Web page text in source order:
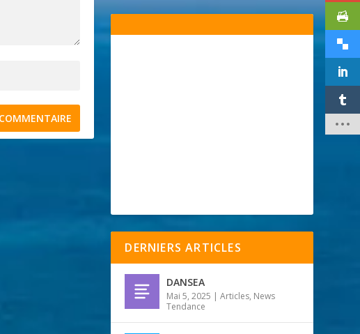
DERNIERS ARTICLES
DANSEA
Mai 5, 2025 |Articles, News
Tendance